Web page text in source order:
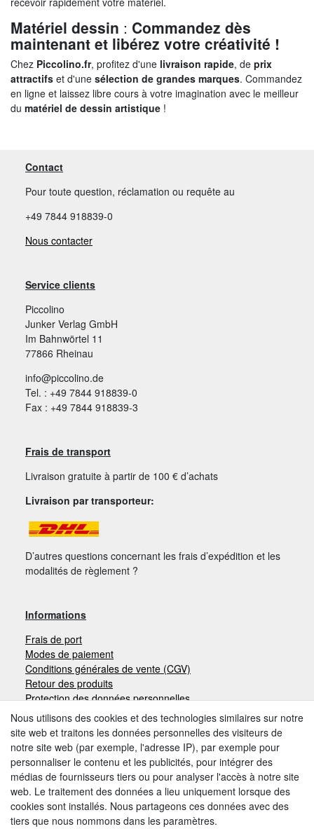
Matériel dessin : Commandez dès
maintenant et libérez votre créativité !
Chez Piccolino.fr, profitez d'une livraison rapide, de prix
attractifs et d'une sélection de grandes marques. Commandez
en ligne et laissez libre cours à votre imagination avec le meilleur
du matériel de dessin artistique !
Contact
Pour toute question, réclamation ou requête au
+49 7844 918839-0
Nous contacter
Service clients
Piccolino
Junker Verlag GmbH
Im Bahnwörtel 11
77866 Rheinau
info@piccolino.de
Tel. : +49 7844 918839-0
Fax : +49 7844 918839-3
Frais de transport
Livraison gratuite à partir de 100 € d’achats
Livraison par transporteur:
D’autres questions concernant les frais d’expédition et les
modalités de règlement ?
Informations
Frais de port
Modes de paiement
Conditions générales de vente (CGV)
Retour des produits
Protection des données personnelles
Mentions légales
Moyens de paiement
Autres modes de paiement:
Nous utilisons des cookies et des technologies similaires sur notre
site web et traitons les données personnelles des visiteurs de
notre site web (par exemple, l'adresse IP), par exemple pour
personnaliser le contenu et les publicités, pour intégrer des
médias de fournisseurs tiers ou pour analyser l'accès à notre site
web. Le traitement des données a lieu uniquement lorsque des
cookies sont installés. Nous partageons ces données avec des
tiers que nous nommons dans les paramètres.